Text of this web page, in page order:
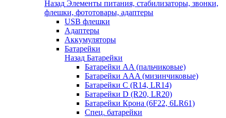
Назад Элементы питания, стабилизаторы, звонки,
флешки, фототовары, адаптеры
USB флешки
Адаптеры
Аккумуляторы
Батарейки
Назад Батарейки
Батарейки AA (пальчиковые)
Батарейки AAA (мизинчиковые)
Батарейки C (R14, LR14)
Батарейки D (R20, LR20)
Батарейки Крона (6F22, 6LR61)
Спец. батарейки